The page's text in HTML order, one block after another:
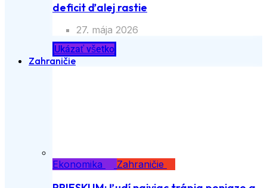
deficit ďalej rastie
27. mája 2026
Ukázať všetko
Zahraničie
Ekonomika Zahraničie